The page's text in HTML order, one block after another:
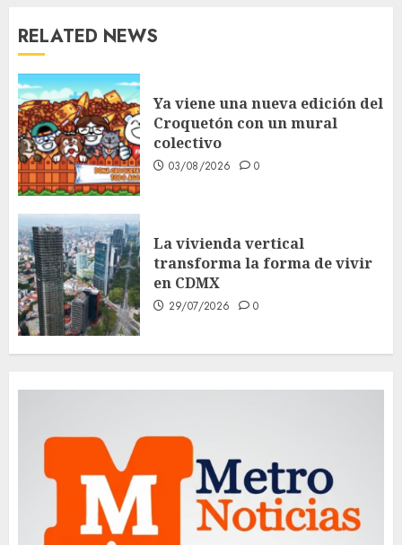
RELATED NEWS
Ya viene una nueva edición del
Croquetón con un mural
colectivo
03/08/2026 0
La vivienda vertical
transforma la forma de vivir
en CDMX
29/07/2026 0